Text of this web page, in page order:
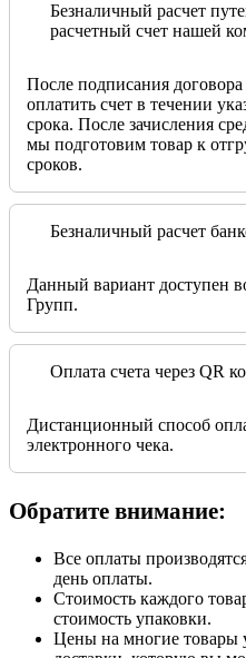
Безналичный расчет
расчетный счет нашей
После подписания
оплатить счет в течении
срока. После зачисления
мы подготовим товар к
сроков.
Безналичный расчет
Данный вариант доступен
Групп.
Оплата счета через QR
Дистанционный способ
электронного чека.
Обратите внимание:
Все оплаты
день оплаты.
Стоимость каждого
стоимость упаковки.
Цены на многие товары